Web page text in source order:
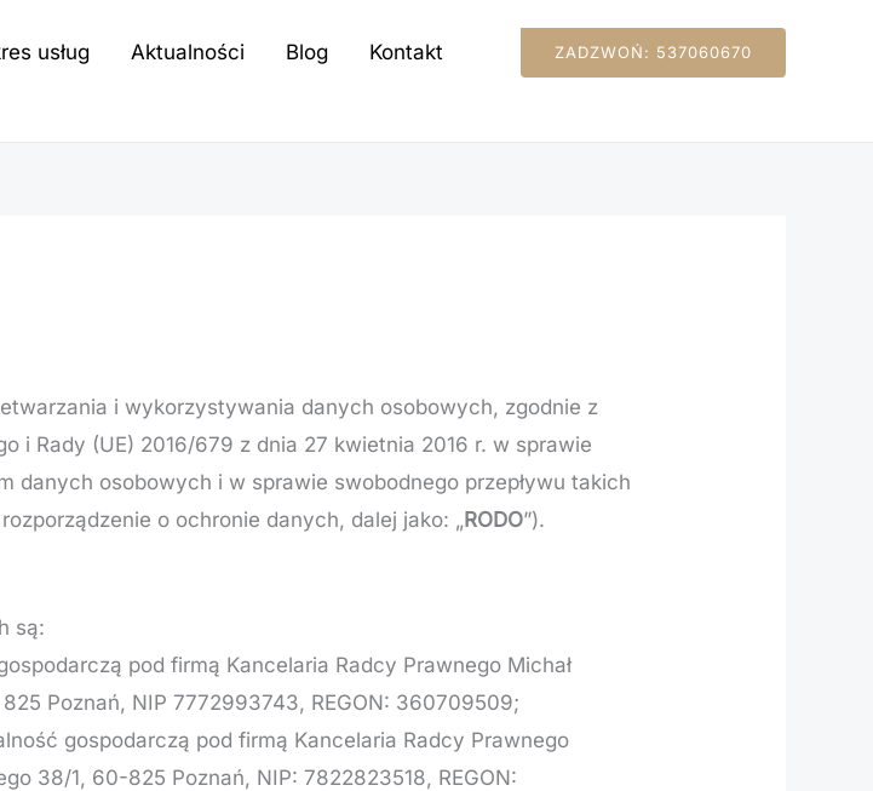
usług Aktualności Blog Kontakt ZADZWOŃ: 537060670
i wykorzystywania danych osobowych, zgodnie z
i Rady (UE) 2016/679 z dnia 27 kwietnia 2016 r. w sprawie
osobowych i w sprawie swobodnego przepływu takich
o ochronie danych, dalej jako: „RODO”).
są:
pod firmą Kancelaria Radcy Prawnego Michał
Poznań, NIP 7772993743, REGON: 360709509;
gospodarczą pod firmą Kancelaria Radcy Prawnego
38/1, 60-825 Poznań, NIP: 7822823518, REGON: